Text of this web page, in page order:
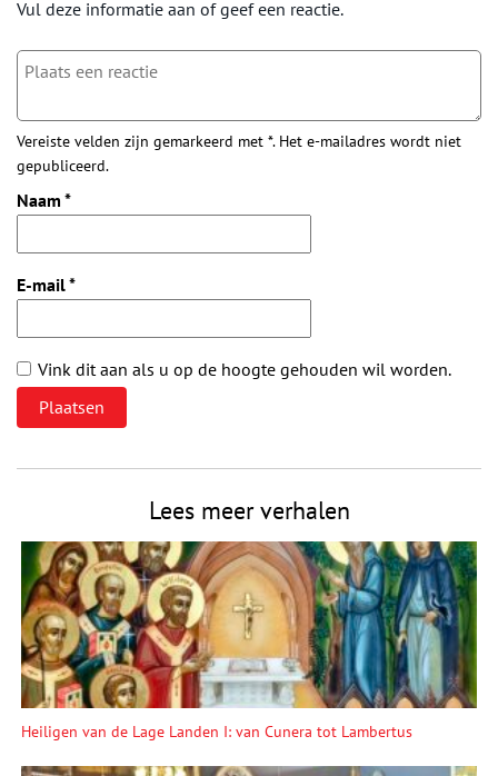
Vul deze informatie aan of geef een reactie.
Vereiste velden zijn gemarkeerd met *. Het e-mailadres wordt niet
gepubliceerd.
Naam *
E-mail*
Vink dit aan als u op de hoogte gehouden wil worden.
Lees meer verhalen
Heiligen van de Lage Landen I: van Cunera tot Lambertus